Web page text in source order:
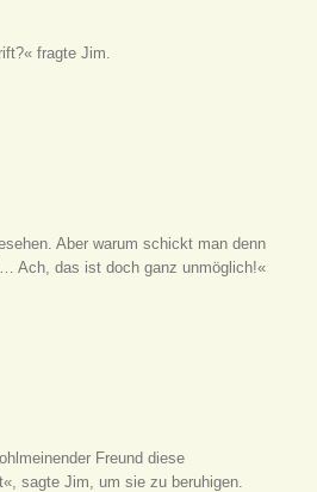
fragte Jim.
Aber warum schickt man denn
Ach, das ist doch ganz unmöglich!«
Freund diese
sagte Jim, um sie zu beruhigen.